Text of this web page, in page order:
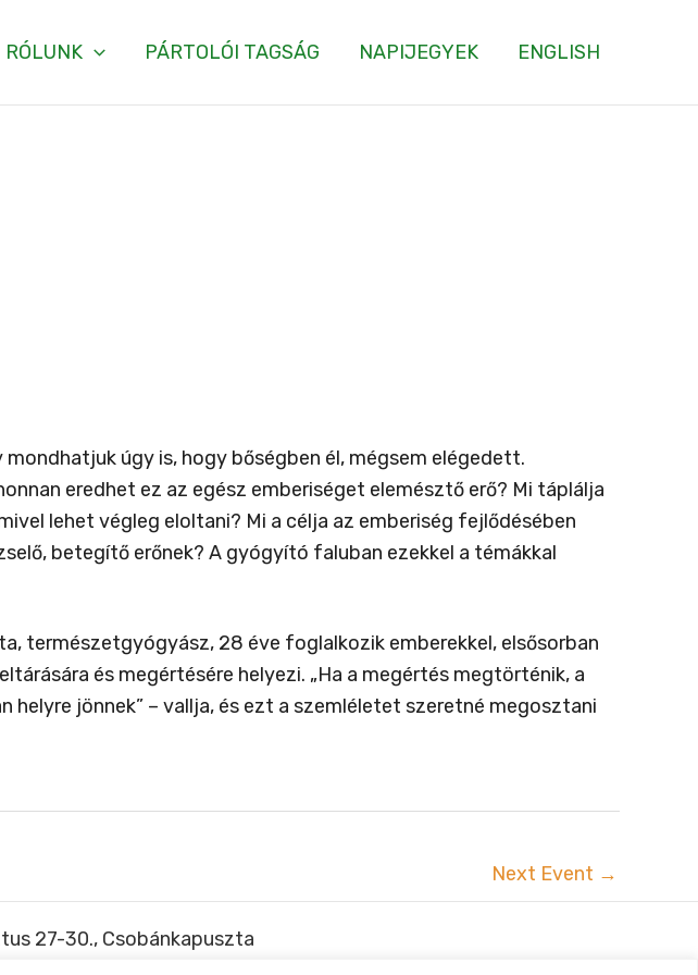
RÓLUNK PÁRTOLÓI TAGSÁG NAPIJEGYEK ENGLISH
úgy is, hogy bőségben él, mégsem elégedett.
eredhet ez az egész emberiséget elemésztő erő? Mi táplálja
lehet végleg eloltani? Mi a célja az emberiség fejlődésében
betegítő erőnek? A gyógyító faluban ezekkel a témákkal
természetgyógyász, 28 éve foglalkozik emberekkel, elsősorban
és megértésére helyezi. „Ha a megértés megtörténik, a
jönnek” – vallja, és ezt a szemléletet szeretné megosztani
Next Event →
27-30., Csobánkapuszta